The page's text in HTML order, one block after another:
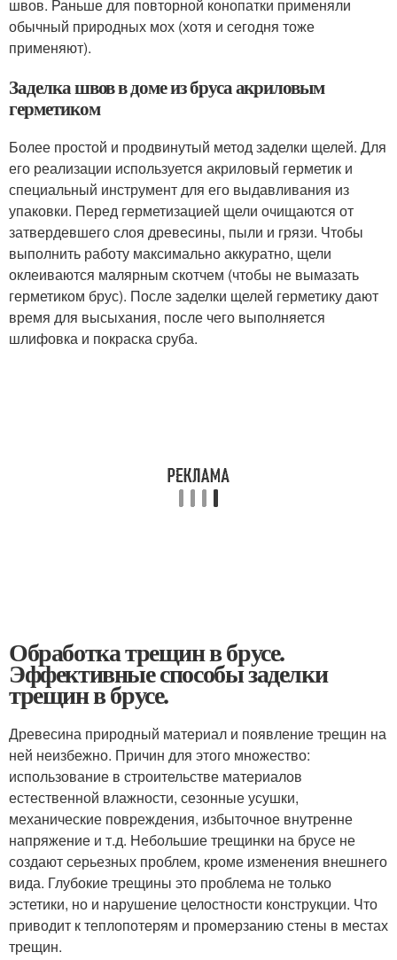
швов. Раньше для повторной конопатки применяли
обычный природных мох (хотя и сегодня тоже
применяют).
Заделка швов в доме из бруса акриловым
герметиком
Более простой и продвинутый метод заделки щелей. Для
его реализации используется акриловый герметик и
специальный инструмент для его выдавливания из
упаковки. Перед герметизацией щели очищаются от
затвердевшего слоя древесины, пыли и грязи. Чтобы
выполнить работу максимально аккуратно, щели
оклеиваются малярным скотчем (чтобы не вымазать
герметиком брус). После заделки щелей герметику дают
время для высыхания, после чего выполняется
шлифовка и покраска сруба.
Обработка трещин в брусе.
Эффективные способы заделки
трещин в брусе.
Древесина природный материал и появление трещин на
ней неизбежно. Причин для этого множество:
использование в строительстве материалов
естественной влажности, сезонные усушки,
механические повреждения, избыточное внутренне
напряжение и т.д. Небольшие трещинки на брусе не
создают серьезных проблем, кроме изменения внешнего
вида. Глубокие трещины это проблема не только
эстетики, но и нарушение целостности конструкции. Что
приводит к теплопотерям и промерзанию стены в местах
трещин.